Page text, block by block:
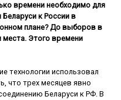
времени необходимо для
к России в
плане? До выборов в
места. Этого времени
технологии использовал
что трех месяцев явно
Беларуси к РФ. В